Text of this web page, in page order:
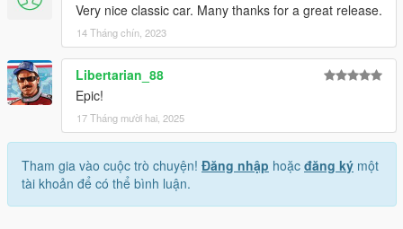
Very nice classic car. Many thanks for a great release.
14 Tháng chín, 2023
Libertarian_88
Epic!
17 Tháng mười hai, 2025
Tham gia vào cuộc trò chuyện! Đăng nhập hoặc đăng ký một
tài khoản để có thể bình luận.